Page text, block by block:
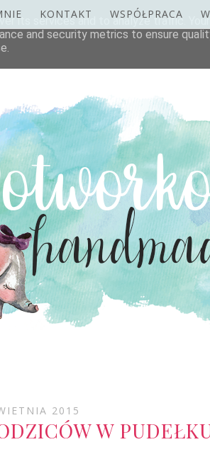
KONTAKT WSPÓŁPRACA
2015
W
its services and to analyze traffic.
and security metrics to ensure